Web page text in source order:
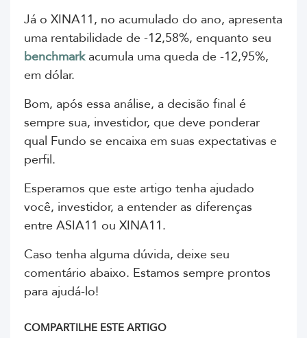
Já o XINA11, no acumulado do ano, apresenta
uma rentabilidade de -12,58%, enquanto seu
benchmarkacumula uma queda de -12,95%,
em dólar.
Bom, após essa análise, a decisão final é
sempre sua, investidor, que deve ponderar
qual Fundo se encaixa em suas expectativas e
perfil.
Esperamos que este artigo tenha ajudado
você, investidor, a entender as diferenças
entre ASIA11 ou XINA11.
Caso tenha alguma dúvida, deixe seu
comentário abaixo. Estamos sempre prontos
para ajudá-lo!
COMPARTILHE ESTE ARTIGO